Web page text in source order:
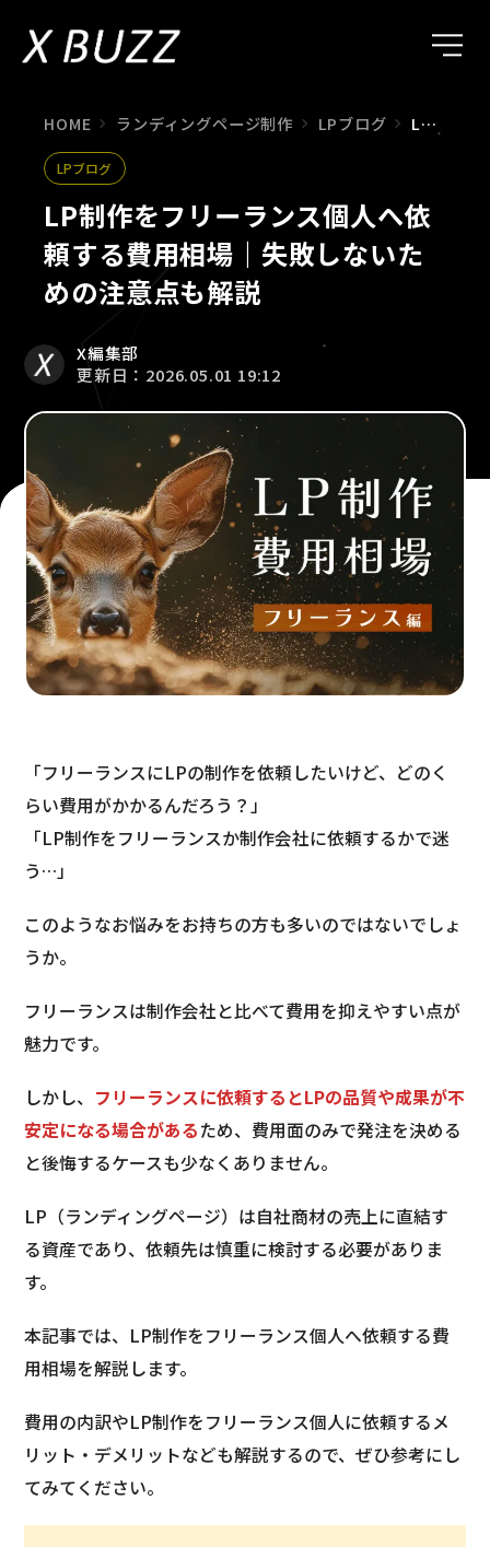
HOME ランディングページ制作 LPブログ LP制作をフリーランス個人へ依頼する費用相場｜失敗しないための注意点も解説
LPブログ
LP制作をフリーランス個人へ依
頼する費用相場｜失敗しないた
めの注意点も解説
X編集部
更新日：2026.05.01 19:12
「フリーランスにLPの制作を依頼したいけど、どのく
らい費用がかかるんだろう？」
「LP制作をフリーランスか制作会社に依頼するかで迷
う…」
このようなお悩みをお持ちの方も多いのではないでしょ
うか。
フリーランスは制作会社と比べて費用を抑えやすい点が
魅力です。
しかし、 フリーランスに依頼するとLPの品質や成果が不
安定になる場合があるため、費用面のみで発注を決める
と後悔するケースも少なくありません。
LP（ランディングページ）は自社商材の売上に直結す
る資産であり、依頼先は慎重に検討する必要がありま
す。
本記事では、LP制作をフリーランス個人へ依頼する費
用相場を解説します。
費用の内訳やLP制作をフリーランス個人に依頼するメ
リット・デメリットなども解説するので、ぜひ参考にし
てみてください。